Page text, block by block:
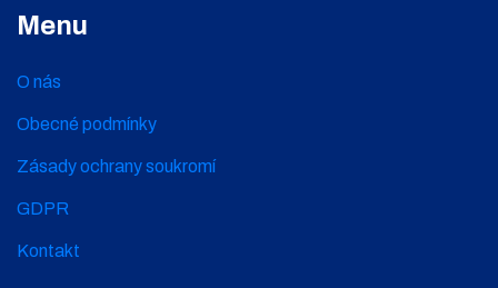
Menu
O nás
Obecné podmínky
Zásady ochrany soukromí
GDPR
Kontakt